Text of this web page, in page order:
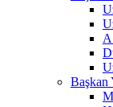
Başkan